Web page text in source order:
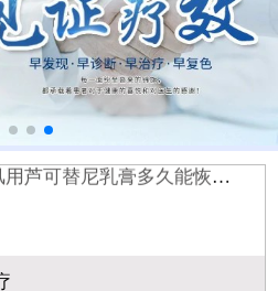
和他克莫司哪个治白癜风好
测白斑对治疗有什么作用
光滑边界清晰有可能是哪种皮肤病
长期用激素药膏会有副作用吗
果显示亮白色荧光代表什么意思
了小白点是什么情况
芦可替尼乳膏多久能恢复正常色